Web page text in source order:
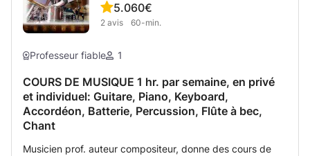
5.0
2 avis
60€
60-min.
Professeur fiable 1
COURS DE MUSIQUE 1 hr. par semaine, en privé
et individuel: Guitare, Piano, Keyboard,
Accordéon, Batterie, Percussion, Flûte à bec,
Chant
Musicien prof. auteur compositeur, donne des cours de